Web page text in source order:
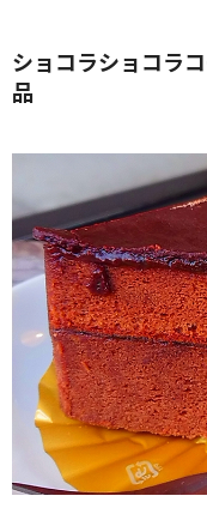
ショコラショコラ
品